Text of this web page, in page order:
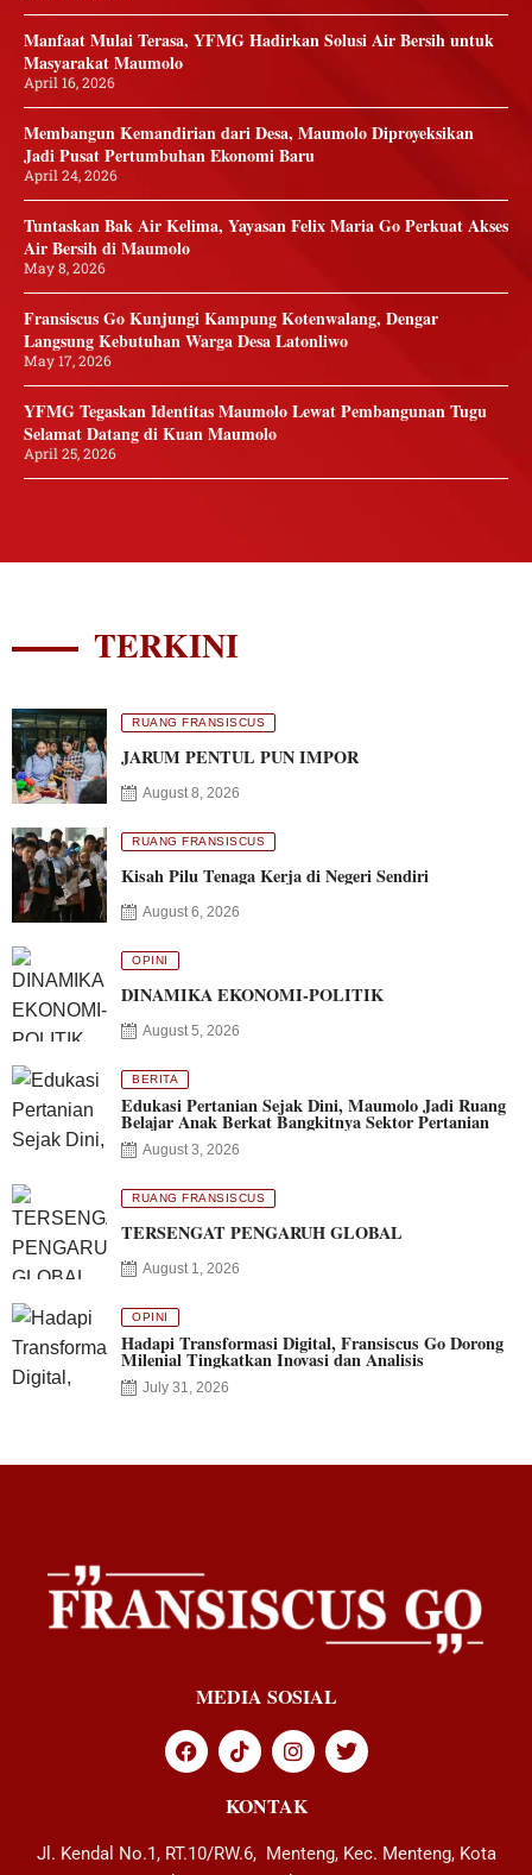
Manfaat Mulai Terasa, YFMG Hadirkan Solusi Air Bersih untuk
Masyarakat Maumolo
April 16, 2026
Membangun Kemandirian dari Desa, Maumolo Diproyeksikan
Jadi Pusat Pertumbuhan Ekonomi Baru
April 24, 2026
Tuntaskan Bak Air Kelima, Yayasan Felix Maria Go Perkuat Akses
Air Bersih di Maumolo
May 8, 2026
Fransiscus Go Kunjungi Kampung Kotenwalang, Dengar
Langsung Kebutuhan Warga Desa Latonliwo
May 17, 2026
YFMG Tegaskan Identitas Maumolo Lewat Pembangunan Tugu
Selamat Datang di Kuan Maumolo
April 25, 2026
TERKINI
RUANG FRANSISCUS
JARUM PENTUL PUN IMPOR
August 8, 2026
RUANG FRANSISCUS
Kisah Pilu Tenaga Kerja di Negeri Sendiri
August 6, 2026
OPINI
DINAMIKA EKONOMI-POLITIK
August 5, 2026
BERITA
Edukasi Pertanian Sejak Dini, Maumolo Jadi Ruang
Belajar Anak Berkat Bangkitnya Sektor Pertanian
August 3, 2026
RUANG FRANSISCUS
TERSENGAT PENGARUH GLOBAL
August 1, 2026
OPINI
Hadapi Transformasi Digital, Fransiscus Go Dorong
Milenial Tingkatkan Inovasi dan Analisis
July 31, 2026
MEDIA SOSIAL
KONTAK
Jl. Kendal No.1, RT.10/RW.6, Menteng, Kec. Menteng, Kota